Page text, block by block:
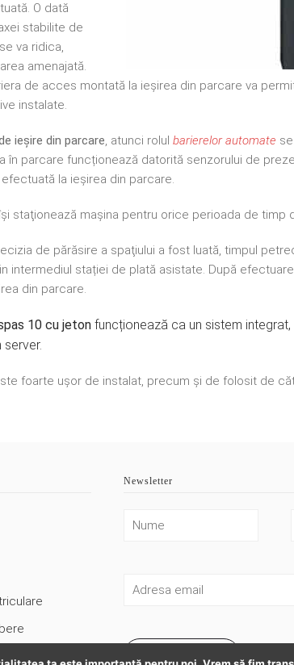
O dată
stabilite de
va ridica,
amenajată.
de acces montată la ieșirea din parcare va
instalate.
ieșire din parcare, atunci rolul barierelor automate
parcare funcționează datorită senzorului de
la ieșirea din parcare.
staţionează maşina pentru orice perioada de timp
de părăsire a spaţiului a fost luată, timpul
intermediul stației de plată asistate. După
din parcare.
10 cu jeton funcționează ca un sistem
server.
foarte ușor de instalat, precum și de folosit de
Newsletter